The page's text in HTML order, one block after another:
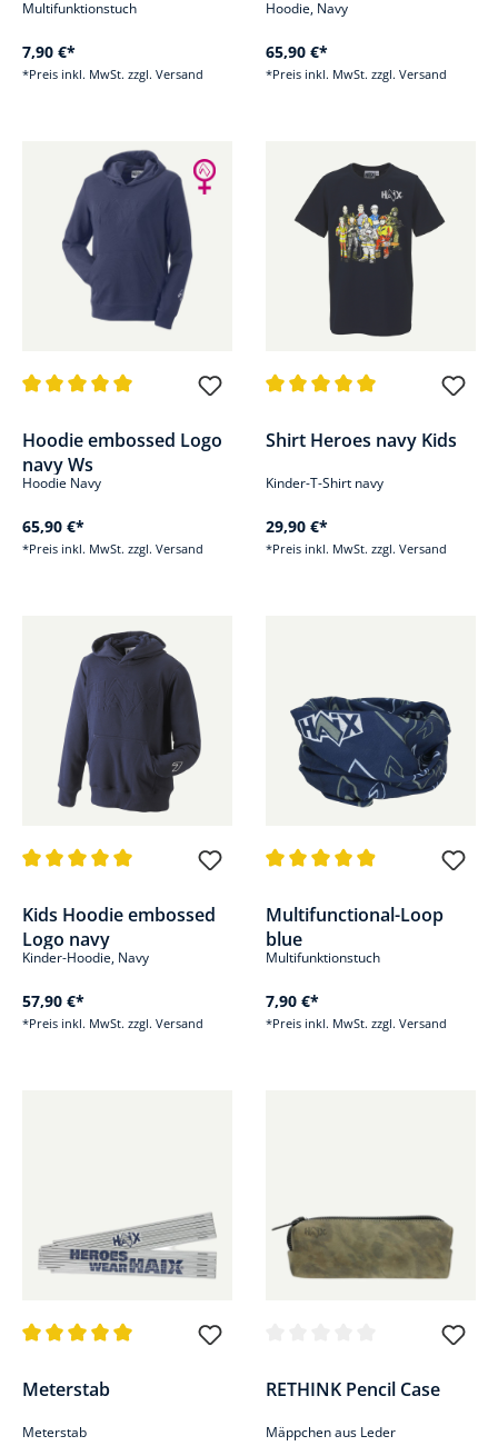
Multifunktionstuch
7,90 €*
*Preis inkl. MwSt. zzgl. Versand
Hoodie, Navy
65,90 €*
*Preis inkl. MwSt. zzgl. Versand
Hoodie embossed Logo
navy Ws
Hoodie Navy
65,90 €*
*Preis inkl. MwSt. zzgl. Versand
Shirt Heroes navy Kids
Kinder-T-Shirt navy
29,90 €*
*Preis inkl. MwSt. zzgl. Versand
Kids Hoodie embossed
Logo navy
Kinder-Hoodie, Navy
57,90 €*
*Preis inkl. MwSt. zzgl. Versand
Multifunctional-Loop
blue
Multifunktionstuch
7,90 €*
*Preis inkl. MwSt. zzgl. Versand
Meterstab
Meterstab
RETHINK Pencil Case
Mäppchen aus Leder